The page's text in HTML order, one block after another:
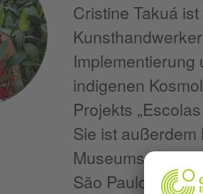
Cristine Takuá
indigenen
Projekts
Sie ist
Museums der
São Paulo.